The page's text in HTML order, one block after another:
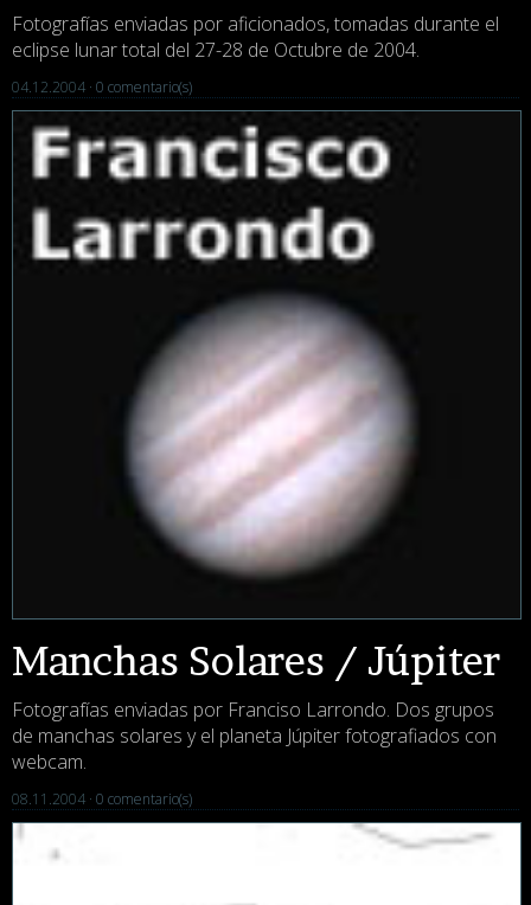
Fotografías enviadas por aficionados, tomadas durante el
eclipse lunar total del 27-28 de Octubre de 2004.
04.12.2004 · 0 comentario(s)
Manchas Solares / Júpiter
Fotografías enviadas por Franciso Larrondo. Dos grupos
de manchas solares y el planeta Júpiter fotografiados con
webcam.
08.11.2004 · 0 comentario(s)